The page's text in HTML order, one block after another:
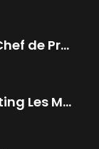
Combien Gagne un Chef de Projet
Les Métiers du Marketing Les Mieux